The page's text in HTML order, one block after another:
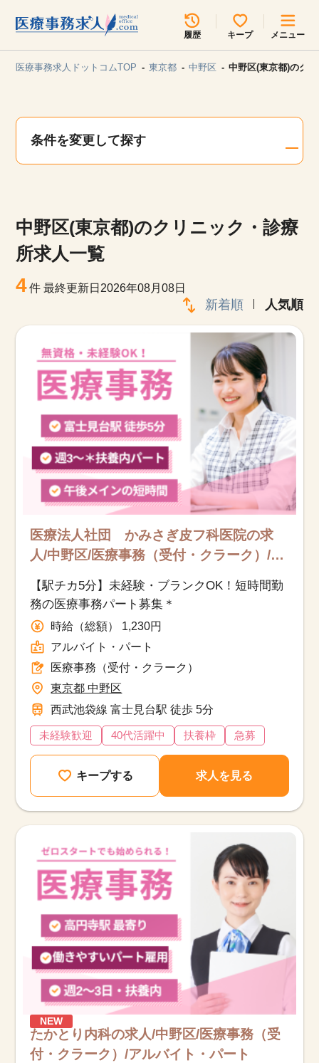
履歴 キープ メニュー
見学会・イベント情報
お知らせ
医療事務求人ドットコムとは
サイトの使い方
就職サポート
人材をお探しの医療機関・企業様
運営会社
医療事務求人ドットコムTOP 東京都 中野区 中野区(東京都)のク
条件を変更して探す
中野区(東京都)のクリニック・診療
所求人一覧
4件最終更新日2026年08月08日
新着順 人気順
医療法人社団 かみさぎ皮フ科医院の求
人/中野区/医療事務（受付・クラーク）/ア
【駅チカ5分】未経験・ブランクOK！短時間勤
務の医療事務パート募集＊
時給（総額） 1,230円
アルバイト・パート
医療事務（受付・クラーク）
東京都 中野区
西武池袋線 富士見台駅 徒歩 5分
未経験歓迎 40代活躍中 扶養枠 急募
キープする 求人を見る
NEW
たかとり内科の求人/中野区/医療事務（受
付・クラーク）/アルバイト・パート
所在地のエリアを選択してください
各支店担当よりご連絡させていただきます。
関東
甲信越・北陸 中国・四国
九州・沖縄